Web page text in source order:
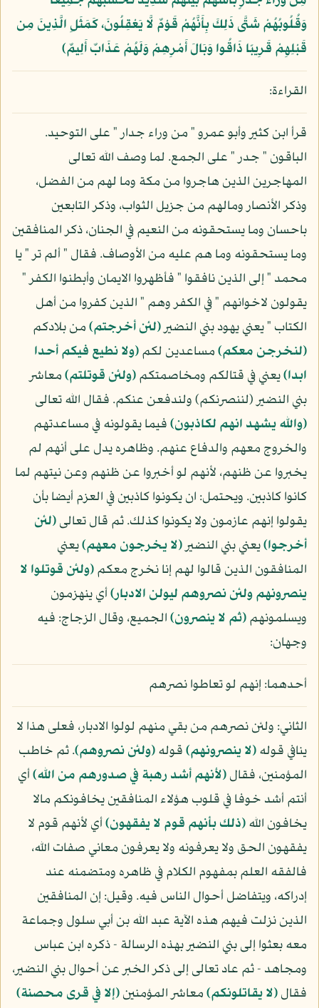
وَقُلُوبُهُمْ شَتَّى ذَلِكَ بِأَنَّهُمْ قَوْمٌ لَّا يَعْقِلُونَ، كَمَثَلِ الَّذِينَ مِن
قَبْلِهِمْ قَرِيبًا ذَاقُوا وَبَالَ أَمْرِهِمْ وَلَهُمْ عَذَابٌ أَلِيمٌ﴾
القراءة:
قرأ ابن كثير وأبو عمرو " من وراء جدار " على التوحيد.
الباقون " جدر " على الجمع. لما وصف الله تعالى
المهاجرين الذين هاجروا من مكة وما لهم من الفضل،
وذكر الأنصار ومالهم من جزيل الثواب، وذكر التابعين
باحسان وما يستحقونه من النعيم في الجنان، ذكر المنافقين
وما يستحقونه وما هم عليه من الأوصاف. فقال " ألم تر " يا
محمد " إلى الذين نافقوا " فأظهروا الايمان وأبطنوا الكفر "
يقولون لاخوانهم " في الكفر وهم " الذين كفروا من أهل
الكتاب " يعني يهود بني النضير(لئن أخرجتم)من بلادكم
(لنخرجن معكم)مساعدين لكم(ولا نطيع فيكم أحدا
ابدا)يعني في قتالكم ومخاصمتكم(ولئن قوتلتم)معاشر
بني النضير (لننصرنكم) ولندفعن عنكم. فقال الله تعالى
(والله يشهد انهم لكاذبون)فيما يقولونه في مساعدتهم
والخروج معهم والدفاع عنهم. وظاهره يدل على أنهم لم
يخبروا عن ظنهم، لأنهم لو أخبروا عن ظنهم وعن نيتهم لما
كانوا كاذبين. ويحتمل: ان يكونوا كاذبين في العزم أيضا بأن
يقولوا إنهم عازمون ولا يكونوا كذلك. ثم قال تعالى(لئن
أخرجوا)يعني بني النضير(لا يخرجون معهم)يعني
المنافقون الذين قالوا لهم إنا نخرج معكم(ولئن قوتلوا لا
ينصرونهم ولئن نصروهم ليولن الادبار)أي ينهزمون
ويسلمونهم(ثم لا ينصرون)الجميع، وقال الزجاج: فيه
وجهان:
أحدهما: إنهم لو تعاطوا نصرهم
الثاني: ولئن نصرهم من بقي منهم لولوا الادبار، فعلى هذا لا
ينافي قوله(لا ينصرونهم)قوله(ولئن نصروهم). ثم خاطب
المؤمنين، فقال(لأنهم أشد رهبة في صدورهم من الله)أي
أنتم أشد خوفا في قلوب هؤلاء المنافقين يخافونكم مالا
يخافون الله(ذلك بأنهم قوم لا يفقهون)أي لأنهم قوم لا
يفقهون الحق ولا يعرفونه ولا يعرفون معاني صفات الله،
فالفقه العلم بمفهوم الكلام في ظاهره ومتضمنه عند
إدراكه، ويتفاضل أحوال الناس فيه. وقيل: إن المنافقين
الذين نزلت فيهم هذه الآية عبد الله بن أبي سلول وجماعة
معه بعثوا إلى بني النضير بهذه الرسالة - ذكره ابن عباس
ومجاهد - ثم عاد تعالى إلى ذكر الخبر عن أحوال بني النضير،
فقال(لا يقاتلونكم)معاشر المؤمنين(إلا في قرى محصنة)